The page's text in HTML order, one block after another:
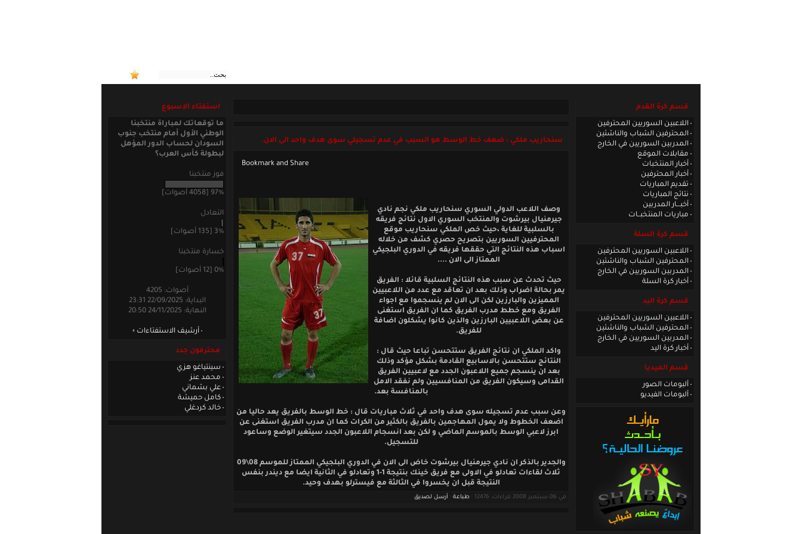
قسم كرة القدم
اللاعبين السوريين المحترفين
المحترفين الشباب والناشئين
المدربين السوريين في الخارج
مقابلات الموقع
أخبار المنتخبات
أخبار المحترفين
تقديم المباريات
نتائج المباريات
أخبـــار المدربين
مباريات المنتخبــات
قسم كرة السلة
اللاعبين السوريين المحترفين
المحترفين الشباب والناشئين
المدربين السوريين في الخارج
أخبار كرة السلة
قسم كرة اليد
اللاعبين السوريين المحترفين
المحترفين الشباب والناشئين
المدربين السوريين في الخارج
أخبار كرة اليد
قسم الميديا
ألبومات الصور
ألبومات الفيديو
سنحاريب ملكي : ضعف خط الوسط هو السبب في عدم تسجيلي سوى هدف واحد الى الان.
وصف اللاعب الدولي السوري سنحاريب ملكي نجم نادي
جيرمنيال بيرشوت والمنتخب السوري الاول نتائج فريقه
بالسلبية للغاية ،حيث خص الملكي سنحاريب موقع
المحترفيين السوريين بتصريح حصري كشف من خلاله
اسباب هذه النتائج التي حققها فريقه في الدوري البلجيكي
الممتاز الى الان ....
حيث تحدث عن سبب هذه النتائج السلبية قائلا : الفريق
يمر بحالة اضراب وذلك بعد ان تعاقد مع عدد من اللاعبيين
المميزين والبارزين لكن الى الان لم ينسجموا مع اجواء
الفريق ومع خطط مدرب الفريق كما ان الفريق استغنى
عن بعض اللاعبيين البارزين والذين كانوا يشكلون اضافة
للفريق.
واكد الملكي ان نتائج الفريق ستتحسن تباعا حيث قال :
النتائج ستتحسن بالاسابيع القادمة بشكل مؤكد وذلك
بعد ان ينسجم جميع اللاعبون الجدد مع لاعبيين الفريق
القدامى وسيكون الفريق من المنافسيين ولم نفقد الامل
بالمنافسة بعد.
وعن سبب عدم تسجيله سوى هدف واحد في ثلاث مباريات قال : خط الوسط بالفريق يعد حاليا من
اضعف الخطوط ولا يمول المهاجمين بالفريق بالكثير من الكرات كما ان مدرب الفريق استغنى عن
ابرز لاعبي الوسط بالموسم الماضي و لكن بعد انسجام اللاعبون الجدد سيتغير الوضع وساعود
للتسجيل.
والجدير بالذكر ان نادي جيرمنيال بيرشوت خاض الى الان في الدوري البلجيكي الممتاز للموسم 08\09
ثلاث لقاءات تعادلو في الاولى مع فريق خينك بنتيجة 1-1 وتعادلو في الثانية ايضا مع ديندر بنفس
النتيجة قبل ان يخسروا في الثالثة مع فيسترلو بهدف وحيد.
في 06 سبتمبر 2008 قراءات: 12476 · طباعة أرسل لصديق
استفتاء الاسبوع
ما توقعاتك لمباراة منتخبنا
الوطني الأول أمام منتخب جنوب
السودان لحساب الدور المؤهل
لبطولة كأس العرب؟
فوز منتخبنا
97% [4058 أصوات]
التعادل
3% [135 أصوات]
خسارة منتخبنا
0% [12 أصوات]
أصوات: 4205
البداية: 22/09/2025 23:31
النهاية: 24/11/2025 20:50
أرشيف الاستفتاءات
محترفون جدد
سينتياغو هزي
محمد عنز
علي بشماني
كامل حميشة
خالد كردغلي